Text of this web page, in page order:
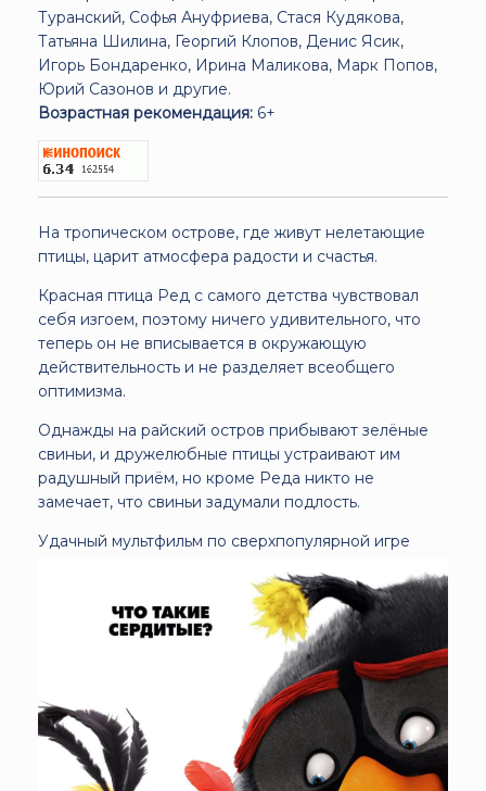
Туранский, Софья Ануфриева, Стася Кудякова,
Татьяна Шилина, Георгий Клопов, Денис Ясик,
Игорь Бондаренко, Ирина Маликова, Марк Попов,
Юрий Сазонов и другие.
Возрастная рекомендация: 6+
На тропическом острове, где живут нелетающие
птицы, царит атмосфера радости и счастья.
Красная птица Ред с самого детства чувствовал
себя изгоем, поэтому ничего удивительного, что
теперь он не вписывается в окружающую
действительность и не разделяет всеобщего
оптимизма.
Однажды на райский остров прибывают зелёные
свиньи, и дружелюбные птицы устраивают им
радушный приём, но кроме Реда никто не
замечает, что свиньи задумали подлость.
Удачный мультфильм по сверхпопулярной игре